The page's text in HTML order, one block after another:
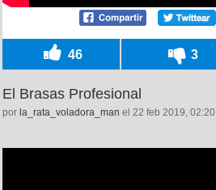
46 3
El Brasas Profesional
por la_rata_voladora_man el 22 feb 2019, 02:20